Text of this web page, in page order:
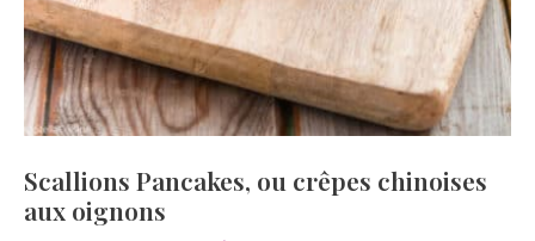
Scallions Pancakes, ou crêpes chinoises
aux oignons